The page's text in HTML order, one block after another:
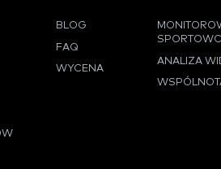
BLOG
FAQ
WYCENA
ANALIZA